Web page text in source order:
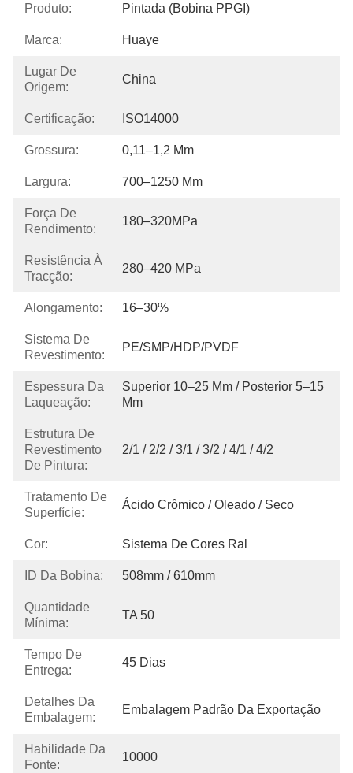
Produto:
Pintada (Bobina PPGI)
Marca: Huaye
Lugar De
Origem:
China
Certificação: ISO14000
Grossura: 0,11–1,2 Mm
Largura: 700–1250 Mm
Força De
Rendimento:
180–320MPa
Resistência À
Tracção:
280–420 MPa
Alongamento: 16–30%
Sistema De
Revestimento:
PE/SMP/HDP/PVDF
Espessura Da
Laqueação:
Superior 10–25 Μm / Posterior 5–15
Μm
Estrutura De
Revestimento
De Pintura:
2/1 / 2/2 / 3/1 / 3/2 / 4/1 / 4/2
Tratamento De
Superfície:
Ácido Crômico / Oleado / Seco
Cor: Sistema De Cores Ral
ID Da Bobina: 508mm / 610mm
Quantidade
Mínima:
TA 50
Tempo De
Entrega:
45 Dias
Detalhes Da
Embalagem:
Embalagem Padrão Da Exportação
Habilidade Da
Fonte:
10000